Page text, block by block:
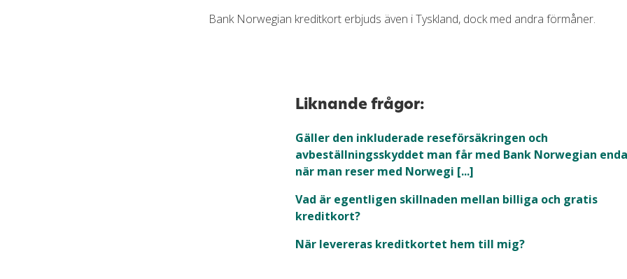
Bank Norwegian kreditkort erbjuds även i Tyskland, dock med andra förmåner.
Liknande frågor:
Gäller den inkluderade reseförsäkringen och
avbeställningsskyddet man får med Bank Norwegian
när man reser med Norwegi [...]
Vad är egentligen skillnaden mellan billiga och gratis
kreditkort?
När levereras kreditkortet hem till mig?